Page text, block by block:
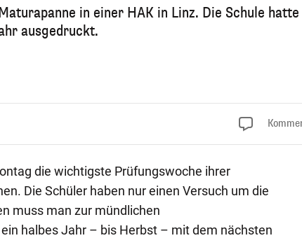
in einer HAK in Linz. Die Schule hatte
ausgedruckt.
die wichtigste Prüfungswoche ihrer
Die Schüler haben nur einen Versuch um die
muss man zur mündlichen
halbes Jahr – bis Herbst – mit dem nächsten